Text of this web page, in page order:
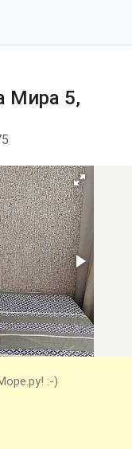
Мира 5,
:-)